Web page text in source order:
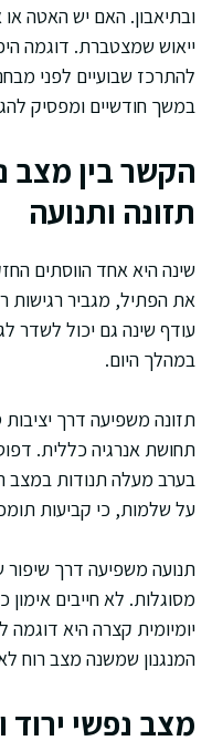
ובתיאבון. האם יש האטה
ייאוש שמצטברת. דוגמה
להתרכז שבועיים לפני
במשך חודשיים ומפסיק
הקשר בין מצב
תזונה ותנועה
שינה היא אחד הווסתים
את הפתיל, מגביר רגישות
עודף שינה גם יכול לשדר
במהלך היום.
תזונה משפיעה דרך
תחושת אנרגיה כללית.
בערב מעלה תנודות במצב
על שלמות, כי קביעות
תנועה משפיעה דרך שיפור
מסוגלות. לא חייבים
יומיומית קצרה היא
המנגנון שמשנה מצב רוח
מצב נפשי ירוד